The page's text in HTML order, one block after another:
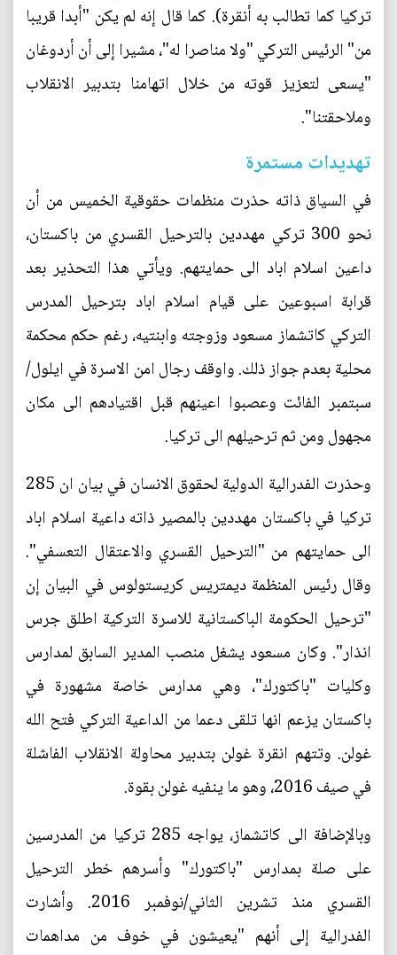
تركيا كما تطالب به أنقرة). كما قال إنه لم يكن "أبدا قريبا
من" الرئيس التركي "ولا مناصرا له"، مشيرا إلى أن أردوغان
"يسعى لتعزيز قوته من خلال اتهامنا بتدبير الانقلاب
وملاحقتنا".
تهديدات مستمرة
في السياق ذاته حذرت منظمات حقوقية الخميس من أن
نحو 300 تركي مهددين بالترحيل القسري من باكستان،
داعين اسلام اباد الى حمايتهم. ويأتي هذا التحذير بعد
قرابة اسبوعين على قيام اسلام اباد بترحيل المدرس
التركي كاتشماز مسعود وزوجته وابنتيه، رغم حكم محكمة
محلية بعدم جواز ذلك. واوقف رجال امن الاسرة في ايلول/
سبتمبر الفائت وعصبوا اعينهم قبل اقتيادهم الى مكان
مجهول ومن ثم ترحيلهم الى تركيا.
وحذرت الفدرالية الدولية لحقوق الانسان في بيان ان 285
تركيا في باكستان مهددين بالمصير ذاته داعية اسلام اباد
الى حمايتهم من "الترحيل القسري والاعتقال التعسفي".
وقال رئيس المنظمة ديمتريس كريستولوس في البيان إن
"ترحيل الحكومة الباكستانية للاسرة التركية اطلق جرس
انذار". وكان مسعود يشغل منصب المدير السابق لمدارس
وكليات "باكتورك"، وهي مدارس خاصة مشهورة في
باكستان يزعم انها تلقى دعما من الداعية التركي فتح الله
غولن. وتتهم انقرة غولن بتدبير محاولة الانقلاب الفاشلة
في صيف 2016، وهو ما ينفيه غولن بقوة.
وبالإضافة الى كاتشماز، يواجه 285 تركيا من المدرسين
على صلة بمدارس "باكتورك" وأسرهم خطر الترحيل
القسري منذ تشرين الثاني/نوفمبر 2016. وأشارت
الفدرالية إلى أنهم "يعيشون في خوف من مداهمات